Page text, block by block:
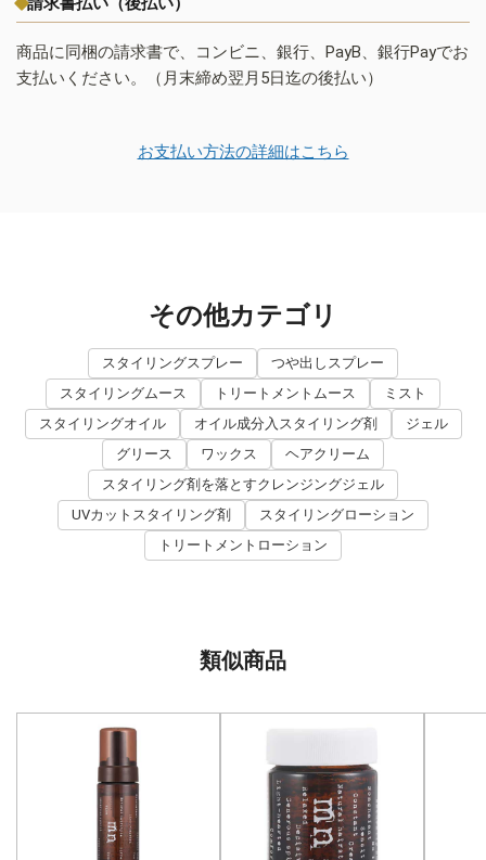
商品に同梱の請求書で、コンビニ、銀行、PayB、銀行Payでお
支払いください。（月末締め翌月5日迄の後払い）
お支払い方法の詳細はこちら
その他カテゴリ
スタイリングスプレー
つや出しスプレー
スタイリングムース
トリートメントムース
ミスト
スタイリングオイル
オイル成分入スタイリング剤
ジェル
グリース
ワックス
ヘアクリーム
スタイリング剤を落とすクレンジングジェル
UVカットスタイリング剤
スタイリングローション
トリートメントローション
類似商品